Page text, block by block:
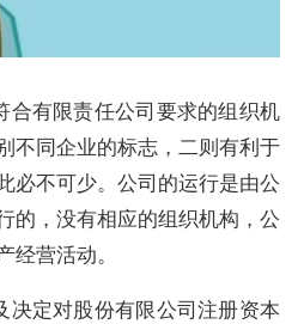
合有限责任公司要求的组织机
不同企业的标志，二则有利于
必不可少。公司的运行是由公
的，没有相应的组织机构，公
营活动。
决定对股份有限公司注册资本